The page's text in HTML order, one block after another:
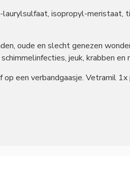
isopropyl-meristaat,
oude en slecht genezen
jeuk, krabben en
een verbandgaasje. Vetramil